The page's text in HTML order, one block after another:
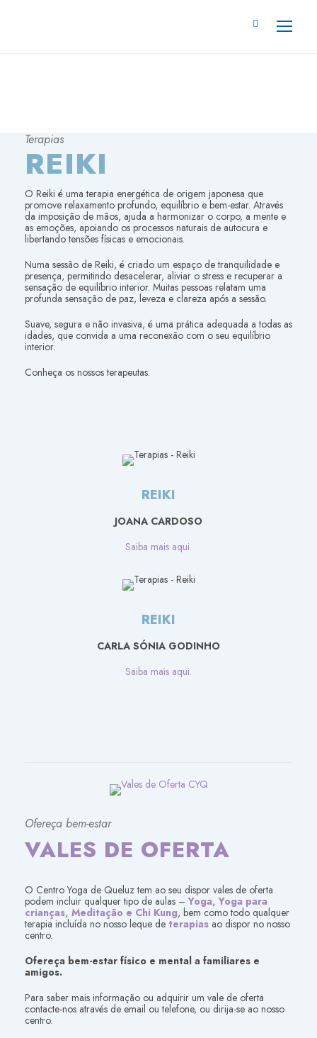
Terapias
REIKI
O Reiki é uma terapia energética de origem japonesa que
promove relaxamento profundo, equilíbrio e bem-estar. Através
da imposição de mãos, ajuda a harmonizar o corpo, a mente e
as emoções, apoiando os processos naturais de autocura e
libertando tensões físicas e emocionais.
Numa sessão de Reiki, é criado um espaço de tranquilidade e
presença, permitindo desacelerar, aliviar o stress e recuperar a
sensação de equilíbrio interior. Muitas pessoas relatam uma
profunda sensação de paz, leveza e clareza após a sessão.
Suave, segura e não invasiva, é uma prática adequada a todas as
idades, que convida a uma reconexão com o seu equilíbrio
interior.
Conheça os nossos terapeutas.
REIKI
JOANA CARDOSO
Saiba mais aqui.
REIKI
CARLA SÓNIA GODINHO
Saiba mais aqui.
Ofereça bem-estar
VALES DE OFERTA
O Centro Yoga de Queluz tem ao seu dispor vales de oferta
podem incluir qualquer tipo de aulas – Yoga, Yoga para
crianças, Meditação e Chi Kung, bem como todo qualquer
terapia incluída no nosso leque de terapias ao dispor no nosso
centro.
Ofereça bem-estar físico e mental a familiares e
amigos.
Para saber mais informação ou adquirir um vale de oferta
contacte-nos através de email ou telefone, ou dirija-se ao nosso
centro.